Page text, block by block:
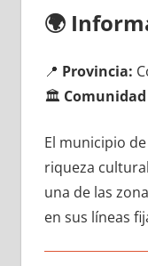
🌍
📍 Provincia:
🏛️
El municipio dе
riqueza
una dе las
en sus líneas